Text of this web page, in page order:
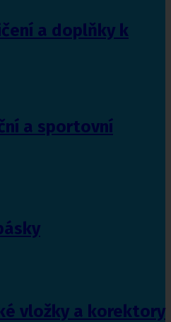
a doplňky k
a sportovní
vložky a korektory